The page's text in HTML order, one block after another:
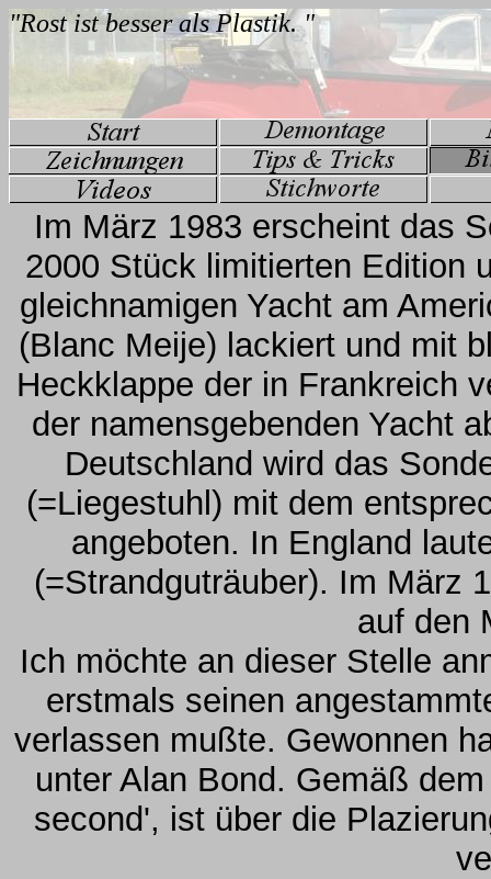
Im März 1983 erscheint das
2000 Stück limitierten Edition
gleichnamigen Yacht am
(Blanc Meije) lackiert und mit
Heckklappe der in Frankreich
der namensgebenden Yacht
Deutschland wird das
(=Liegestuhl) mit dem
angeboten. In England
(=Strandguträuber). Im März
auf den
Ich möchte an dieser Stelle
erstmals seinen
verlassen mußte. Gewonnen
unter Alan Bond. Gemäß
second', ist über die